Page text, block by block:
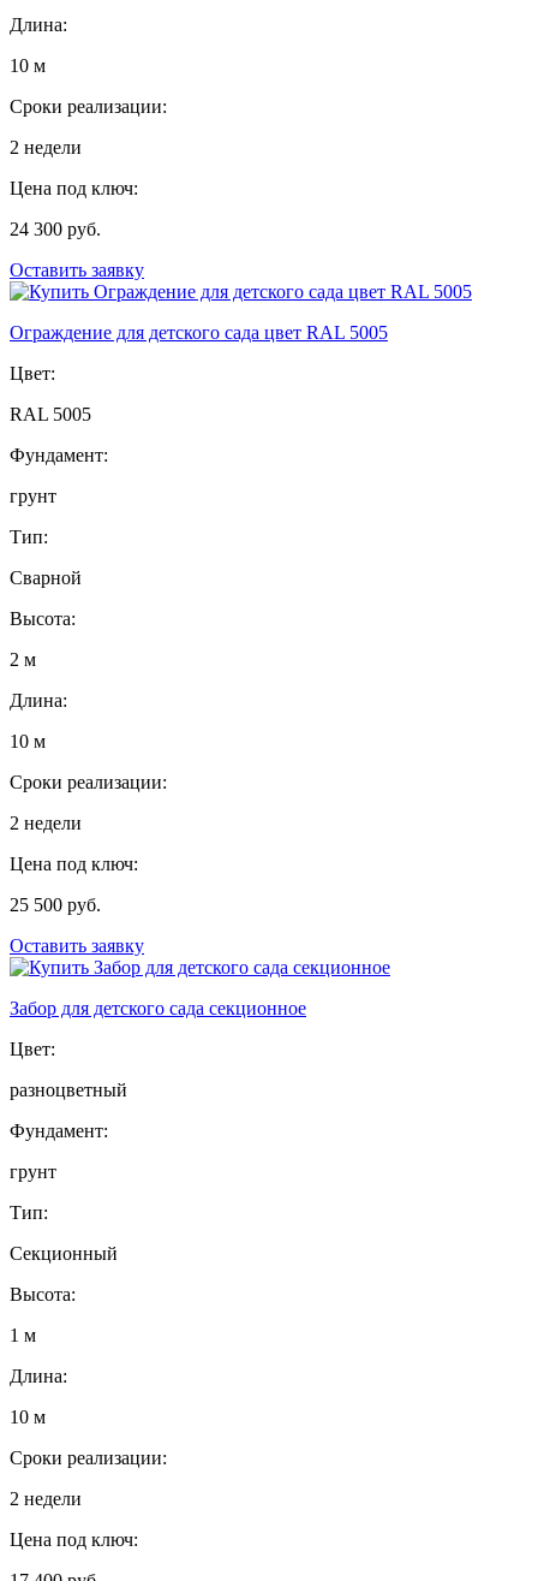
Длина:
10 м
Сроки реализации:
2 недели
Цена под ключ:
24 300 руб.
Оставить заявку
Ограждение для детского сада цвет RAL 5005
Цвет:
RAL 5005
Фундамент:
грунт
Тип:
Сварной
Высота:
2 м
Длина:
10 м
Сроки реализации:
2 недели
Цена под ключ:
25 500 руб.
Оставить заявку
Забор для детского сада секционное
Цвет:
разноцветный
Фундамент:
грунт
Тип:
Секционный
Высота:
1 м
Длина:
10 м
Сроки реализации:
2 недели
Цена под ключ: